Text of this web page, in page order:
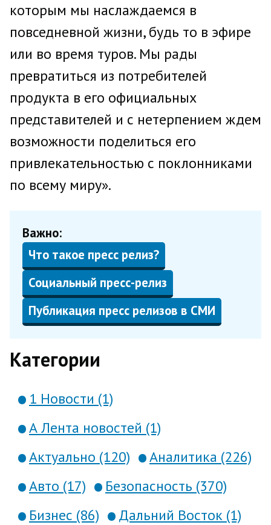
которым мы наслаждаемся в
повседневной жизни, будь то в эфире
или во время туров. Мы рады
превратиться из потребителей
продукта в его официальных
представителей и с нетерпением ждем
возможности поделиться его
привлекательностью с поклонниками
по всему миру».
Важно:
Что такое пресс релиз?
Социальный пресс-релиз
Публикация пресс релизов в СМИ
Категории
1 Новости (1)
А Лента новостей (1)
Актуально (120)
Аналитика (226)
Авто (17)
Безопасность (370)
Бизнес (86)
Дальний Восток (1)